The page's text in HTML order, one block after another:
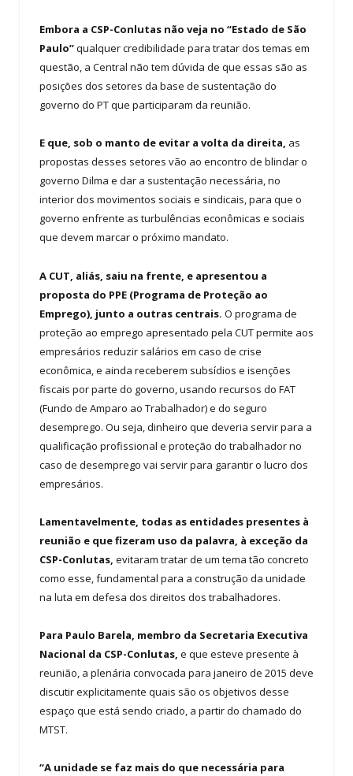
Embora a CSP-Conlutas não veja no “Estado de São
Paulo”qualquer credibilidade para tratar dos temas em
questão, a Central não tem dúvida de que essas são as
posições dos setores da base de sustentação do
governo do PT que participaram da reunião.
E que, sob o manto de evitar a volta da direita, as
propostas desses setores vão ao encontro de blindar o
governo Dilma e dar a sustentação necessária, no
interior dos movimentos sociais e sindicais, para que o
governo enfrente as turbulências econômicas e sociais
que devem marcar o próximo mandato.
A CUT, aliás, saiu na frente, e apresentou a
proposta do PPE (Programa de Proteção ao
Emprego), junto a outras centrais. O programa de
proteção ao emprego apresentado pela CUT permite aos
empresários reduzir salários em caso de crise
econômica, e ainda receberem subsídios e isenções
fiscais por parte do governo, usando recursos do FAT
(Fundo de Amparo ao Trabalhador) e do seguro
desemprego. Ou seja, dinheiro que deveria servir para a
qualificação profissional e proteção do trabalhador no
caso de desemprego vai servir para garantir o lucro dos
empresários.
Lamentavelmente, todas as entidades presentes à
reunião e que fizeram uso da palavra, à exceção da
CSP-Conlutas, evitaram tratar de um tema tão concreto
como esse, fundamental para a construção da unidade
na luta em defesa dos direitos dos trabalhadores.
Para Paulo Barela, membro da Secretaria Executiva
Nacional da CSP-Conlutas, e que esteve presente à
reunião, a plenária convocada para janeiro de 2015 deve
discutir explicitamente quais são os objetivos desse
espaço que está sendo criado, a partir do chamado do
MTST.
“A unidade se faz mais do que necessária para